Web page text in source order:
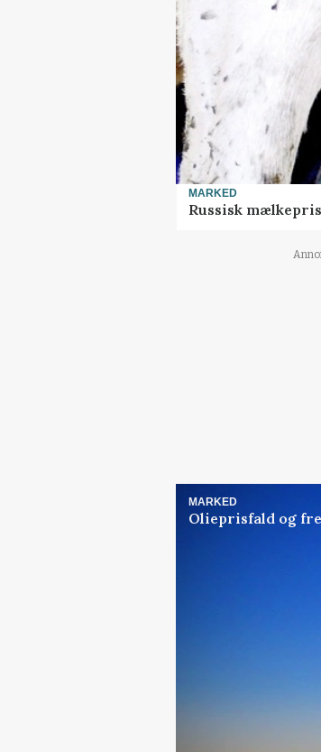
MARKED
Russisk
MARKED
Olieprisfald og
Elevplads